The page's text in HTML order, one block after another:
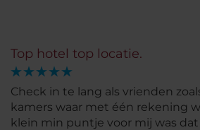
word je vriendelijk geholpen met
Gentenaar draag ik dit hotel
terug te komen!
Top hotel top locatie.
Check in te lang als vrienden
kamers waar met één rekening
klein min puntje voor mij was